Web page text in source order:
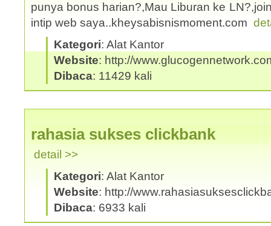
punya bonus harian?,Mau Liburan ke
intip web saya..kheysabisnismoment.com
Kategori: Alat Kantor
Website: http://
Dibaca: 11429 kali
rahasia sukses clickbank
detail >>
Kategori: Alat Kantor
Website: http://
Dibaca: 6933 kali